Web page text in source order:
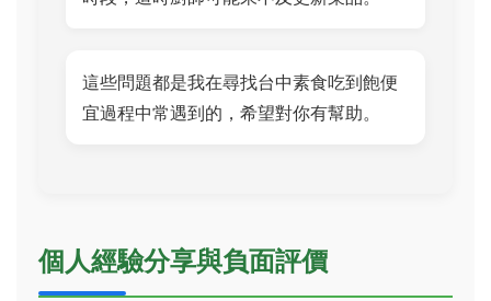
這些問題都是我在尋找台中素食吃到飽便
宜過程中常遇到的，希望對你有幫助。
個人經驗分享與負面評價